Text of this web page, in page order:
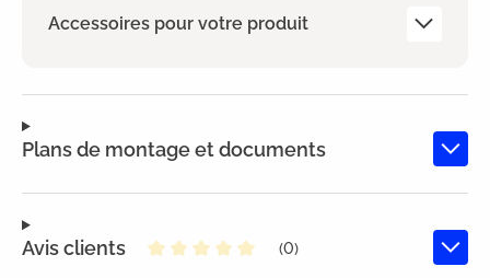
Accessoires pour votre produit
Plans de montage et documents
Avis clients
(0)